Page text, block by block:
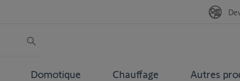
Domotique Chauffage Autres